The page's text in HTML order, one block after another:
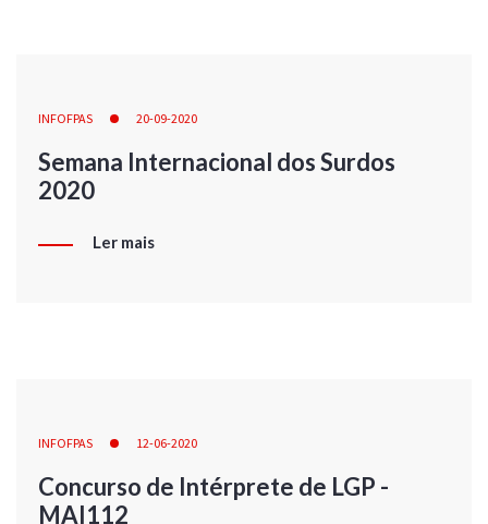
INFOFPAS 20-09-2020
Semana Internacional dos Surdos
2020
Ler mais
INFOFPAS 12-06-2020
Concurso de Intérprete de LGP -
MAI112